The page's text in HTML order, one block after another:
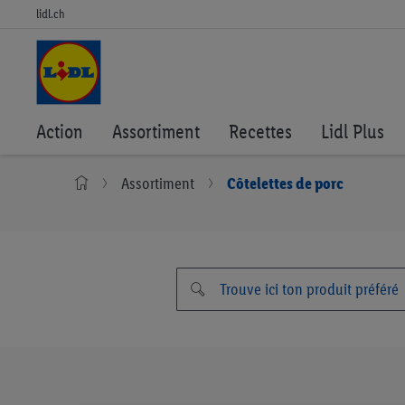
lidl.ch
Action Assortiment Recettes Lidl Plus
Assortiment Côtelettes de porc